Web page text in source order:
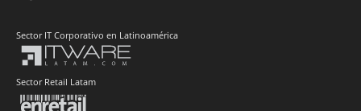
Sector IT Corporativo en Latinoamérica
Sector Retail Latam